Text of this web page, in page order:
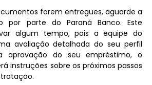
forem entregues, aguarde a
por parte do Paraná Banco. Este
algum tempo, pois a equipe do
avaliação detalhada do seu perfil
aprovação do seu empréstimo, o
instruções sobre os próximos passos